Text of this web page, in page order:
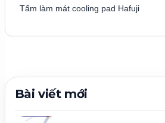
Tấm làm mát cooling pad Hafuji